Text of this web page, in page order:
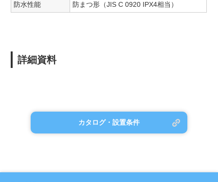
防水性能 防まつ形（JIS C 0920 IPX4相当）
詳細資料
カタログ・設置条件